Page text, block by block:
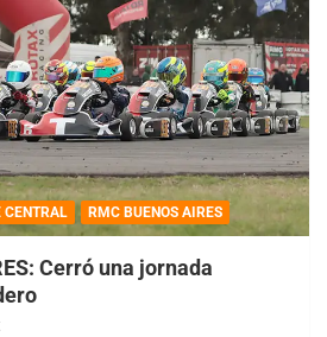
CENTRAL RMC BUENOS AIRES
Cerró una jornada